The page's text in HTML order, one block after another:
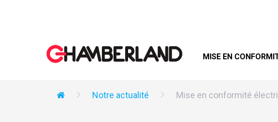
MISE EN
Notre actualité Mise en conformité